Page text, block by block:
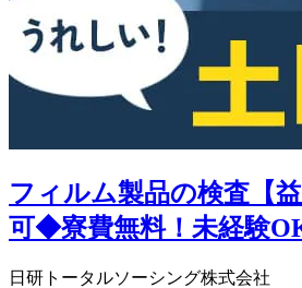
フィルム製品の検査【
可◆寮費無料！未経験
日研トータルソーシング株式会社